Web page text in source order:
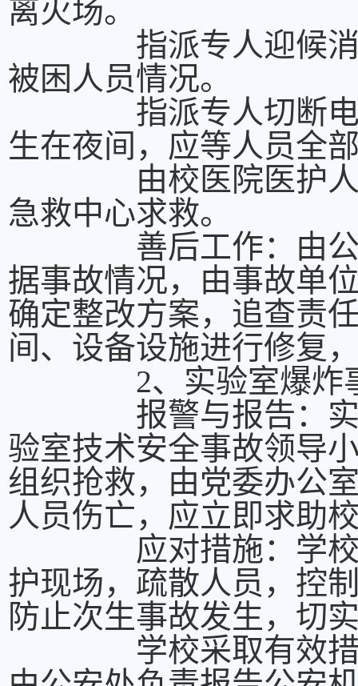
离火场。
指派专人迎候消防
被困人员情况。
指派专人切断电源
生在夜间，应等人员全
由校医院医护人员
急救中心求救。
善后工作：由公安
据事故情况，由事故单
确定整改方案，追查责
间、设备设施进行修复
2、实验室爆炸
报警与报告：实验
验室技术安全事故领导
组织抢救，由党委办公
人员伤亡，应立即求助
应对措施：学校在
护现场，疏散人员，控
防止次生事故发生，切
学校采取有效措施